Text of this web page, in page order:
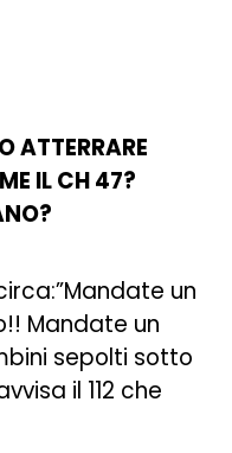
ATTERRARE
IL CH 47?
andate un
Mandate un
sepolti sotto
il 112 che